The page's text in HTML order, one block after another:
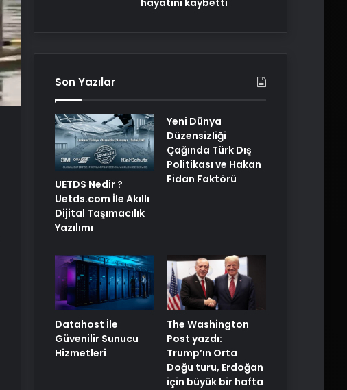
hayatını kaybetti
Son Yazılar
UETDS Nedir ?
Uetds.com İle Akıllı
Dijital Taşımacılık
Yazılımı
Yeni Dünya
Düzensizliği
Çağında Türk Dış
Politikası ve Hakan
Fidan Faktörü
Datahost İle
Güvenilir Sunucu
Hizmetleri
The Washington
Post yazdı:
Trump’ın Orta
Doğu turu, Erdoğan
için büyük bir hafta